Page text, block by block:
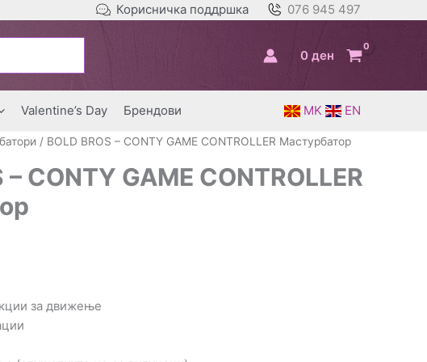
Корисничка поддршка 076 945 497
0 ден
Valentine’s Day Брендови MK EN
/ BOLD BROS – CONTY GAME CONTROLLER Мастурбатор
– CONTY GAME CONTROLLER
за движење